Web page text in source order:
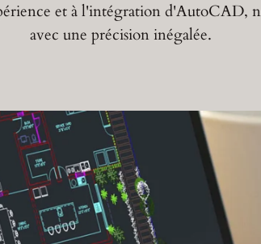
et à l'intégration d'AutoCAD,
avec une précision inégalée.